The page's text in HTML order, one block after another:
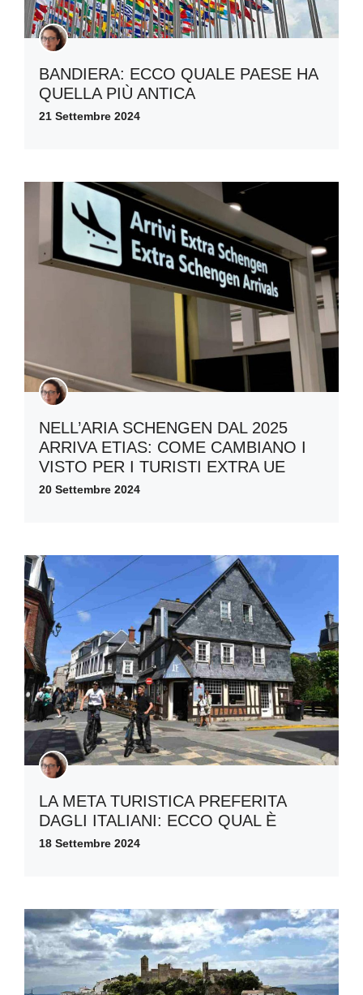
BANDIERA: ECCO QUALE PAESE HA
QUELLA PIÙ ANTICA
21 Settembre 2024
NELL’ARIA SCHENGEN DAL 2025
ARRIVA ETIAS: COME CAMBIANO I
VISTO PER I TURISTI EXTRA UE
20 Settembre 2024
LA META TURISTICA PREFERITA
DAGLI ITALIANI: ECCO QUAL È
18 Settembre 2024